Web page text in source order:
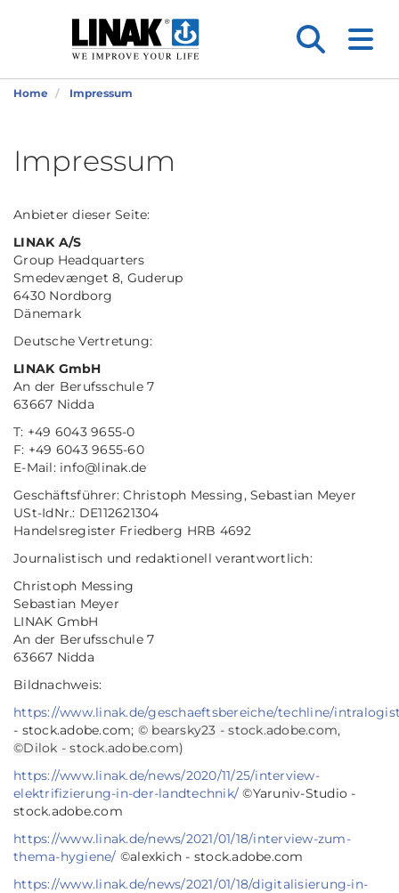
Home Impressum
Impressum
Anbieter dieser Seite:
LINAK A/S
Group Headquarters
Smedevænget 8, Guderup
6430 Nordborg
Dänemark
Deutsche Vertretung:
LINAK GmbH
An der Berufsschule 7
63667 Nidda
T: +49 6043 9655-0
F: +49 6043 9655-60
E-Mail: info@linak.de
Geschäftsführer: Christoph Messing, Sebastian Meyer
USt-IdNr.: DE112621304
Handelsregister Friedberg HRB 4692
Journalistisch und redaktionell verantwortlich:
Christoph Messing
Sebastian Meyer
LINAK GmbH
An der Berufsschule 7
63667 Nidda
Bildnachweis:
https://www.linak.de/geschaeftsbereiche/techline/
- stock.adobe.com; © bearsky23 - stock.adobe.com,
©Dilok - stock.adobe.com)
https://www.linak.de/news/2020/11/25/interview-
elektrifizierung-in-der-landtechnik/ ©Yaruniv-Studio -
stock.adobe.com
https://www.linak.de/news/2021/01/18/interview-zum-
thema-hygiene/ ©alexkich - stock.adobe.com
https://www.linak.de/news/2021/01/18/digitalisierung-in-